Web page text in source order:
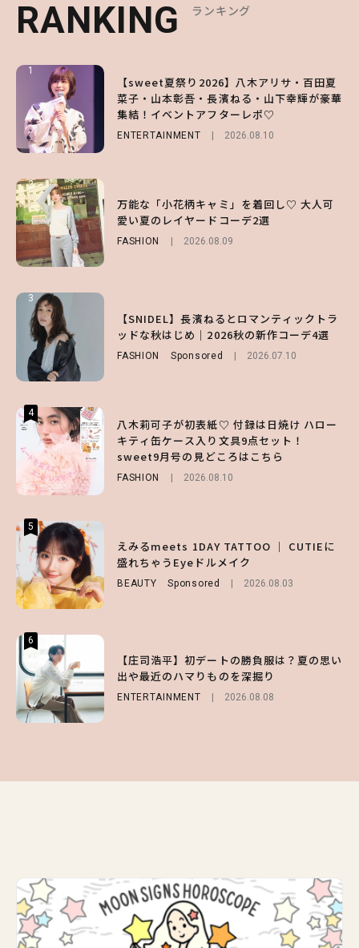
RANKING ランキング
1
【sweet夏祭り2026】八木アリサ・百田夏
菜子・山本彰吾・長濱ねる・山下幸輝が豪華
集結！イベントアフターレポ♡
ENTERTAINMENT 2026.08.10
2
万能な「小花柄キャミ」を着回し♡ 大人可
愛い夏のレイヤードコーデ2選
FASHION 2026.08.09
3
【SNIDEL】長濱ねるとロマンティックトラ
ッドな秋はじめ｜2026秋の新作コーデ4選
FASHION Sponsored 2026.07.10
4
八木莉可子が初表紙♡ 付録は日焼け ハロー
キティ缶ケース入り文具9点セット！
sweet9月号の見どころはこちら
FASHION 2026.08.10
5
えみるmeets 1DAY TATTOO ｜ CUTIEに
盛れちゃうEyeドルメイク
BEAUTY Sponsored 2026.08.03
6
【庄司浩平】初デートの勝負服は？夏の思い
出や最近のハマりものを深掘り
ENTERTAINMENT 2026.08.08
RANKING ランキング
1
【森香澄】理想のスタイルはどう作る？体型
キープの秘訣や夏の過ごし方など独占インタ
ビュー！
ENTERTAINMENT 2026.07.31
2
【庄司浩平】初デートの勝負服は？夏の思い
出や最近のハマりものを深掘り
ENTERTAINMENT 2026.08.08
3
【SNIDEL】長濱ねるとロマンティックトラ
ッドな秋はじめ｜2026秋の新作コーデ4選
FASHION Sponsored 2026.07.10
4
えみるmeets 1DAY TATTOO ｜ CUTIEに
盛れちゃうEyeドルメイク
5
【大原優乃】夏メイクはプレイフルに！ドキ
ッとしちゃう色っぽ“うるみ目”のつくり方
BEAUTY 2026.08.01
6
【紗栄子】媚びない色気がたまらない♡ 洗
練されたカジュアル肌見せコーデ2選
otona SWEET 2026.08.02
RANKING ランキング
1
【SNIDEL】長濱ねるとロマンティックトラ
ッドな秋はじめ｜2026秋の新作コーデ4選
2
【付録】総柄ハローキティが可愛すぎ♡ 紀
ノ国屋コラボの“優秀保冷バッグ”は夏の強
い味方！【オトナミューズ9月号増刊】
3
げなく肌見せ！透け感のニュアンスを楽しめ
るマストハブアイテム4選
4
【ハローキティ】がスシローと初コラボ♡
第1弾の気になるメニュー＆限定グッズを総
チェック！
LIFESTYLE 2026.07.31
5
【GU】夏の“主役級”アイテム決定！ヘルシ
ー＆可愛すぎる「大人の肌見せ」トップス3
選
2026.07.19
6
【齋藤飛鳥】20cmの大胆ヘアカット♡ 新し
い魅力引き出す「夏のレディコーデ」4選
FASHION 2026.07.25